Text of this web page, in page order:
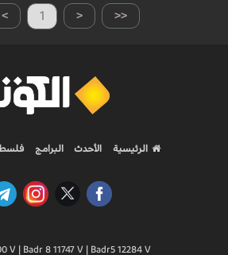
> 1 < <<
الرئيسية الأحدث البرامج
V | Badr 8 11747 V | Badr5 12284 V